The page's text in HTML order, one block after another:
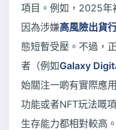
項目。例如，2025年
因為涉嫌高風險出貨
態短暫受壓。不過，
者（例如Galaxy
始關注一啲有實際應
功能或者NFT玩法嘅
生存能力都相對較高。